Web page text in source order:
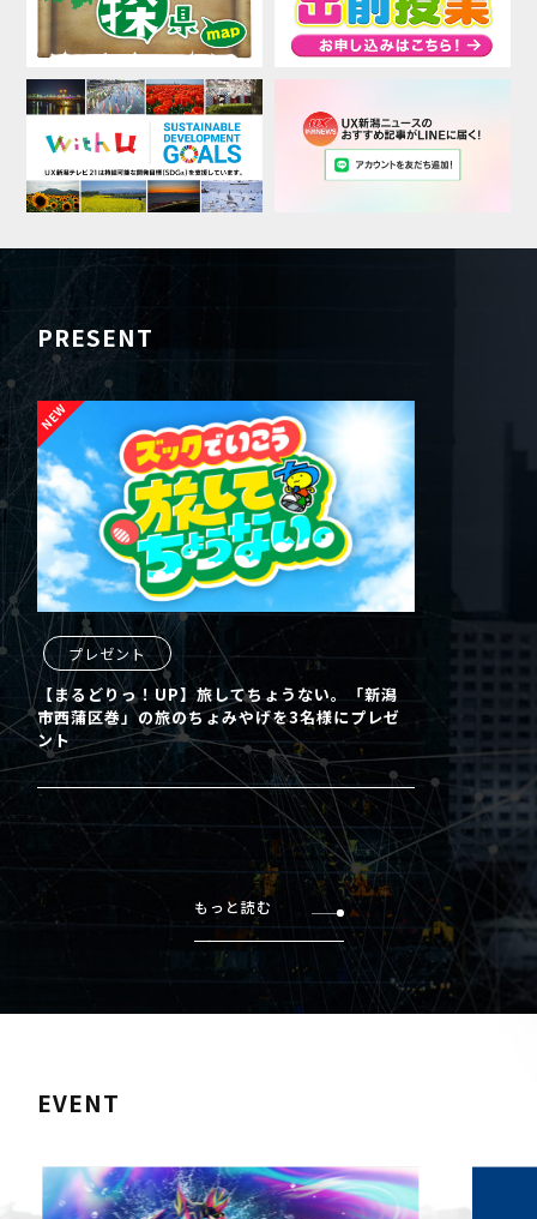
PRESENT
プレゼント
【まるどりっ！UP】旅してちょうない。「新潟
市西蒲区巻」の旅のちょみやげを3名様にプレゼ
ント
もっと読む
EVENT